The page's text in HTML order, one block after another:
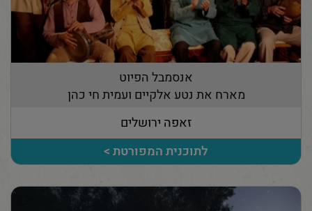
אנסמבל הפיוט
מארח את נטע אלקיים ועמית חי כהן
זאפה ירושלים
לתוכנית המפורטת >